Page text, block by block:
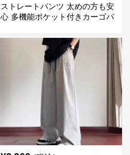
ストレートパンツ 太めの方も安
心 多機能ポケット付きカーゴパ